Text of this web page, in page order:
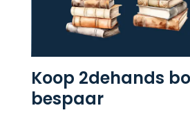
Koop 2dehands
bespaar